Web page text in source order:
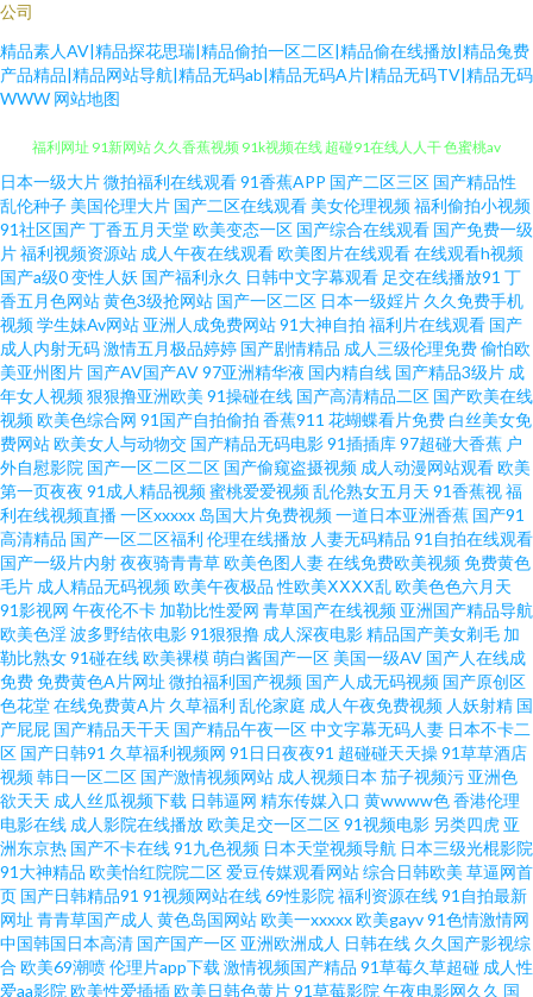
公司
精品素人AV|精品探花思瑞|精品偷拍一区二区|精品偷在线播放|精品兔费
产品精品|精品网站导航|精品无码ab|精品无码A片|精品无码TV|精品无码
WWW 网站地图
1024在线毛片 女人资源网 51手机自拍视频 av色色天堂 大香蕉AV色鬼 午夜av
福利网址 91新网站 久久香蕉视频 91k视频在线 超碰91在线人人干 色蜜桃av
免费羞羞 91av导航 午夜成人区在线 爱福利导航 熟女国产香蕉 91视频日本 美
女视频 91pron福利视频 激情五月天丁香社区 免费阿v阿视频播放 国产精品久
久日韩 亚洲日韩在线东方AV 福利91高清 午夜成人在线永久 91最新播放地址
美女母亲黄色三级A片 91成人黑丝 国模野外自拍 婷婷激情性 欧美婷婷色九月
91幼儿黄色 欧美变态另类f 尤物爽爽片 男人的天堂黄色片 91副利社 韩国国产
毛片最新二期 伪娘TS 91视频在线观看18 九一综合含羞草 性生活欧美免费 91
视频在线观看网址 九九综合 麻豆专区免费观看 91免费观看视频网站 精品二
区 香蕉视频一区二区三区 超碰人人骚 四虎黄色片 91视频在线观看视频 欧美
一区二区三区啪啪 啊v在线播放 天天干日日舔 97人妻人人操人人乐 午夜w黄
91资源视频在线观看 日本在线不卡啊 91论坛网址 欧美一本道无码 肏屄的视
频在线观看 午夜理伦三级做爰电影 91老司机精品视频 国内日本韩国欧美91
亚洲操三级 爱福利91微拍 欧美日韩成人综合视频 91色狼片 福利精品在线 91
日本一级大片微拍福利在线观看91香蕉APP 国产二区三区 国产精品性
乱伦种子 美国伦理大片 国产二区在线观看 美女伦理视频福利偷拍小视频
91社区国产丁香五月天堂欧美变态一区 国产综合在线观看 国产免费一级
片福利视频资源站 成人午夜在线观看欧美图片在线观看在线观看h视频
国产a级0变性人妖 国产福利永久 日韩中文字幕观看 足交在线播放91 丁
香五月色网站黄色3级抢网站 国产一区二区 日本一级婬片 久久免费手机
视频学生妹Av网站 亚洲人成免费网站91大神自拍 福利片在线观看 国产
成人内射无码激情五月极品婷婷 国产剧情精品 成人三级伦理免费偷怕欧
美亚州图片 国产AV国产AV97亚洲精华液 国内精自线 国产精品3级片 成
年女人视频狠狠撸亚洲欧美 91操碰在线 国产高清精品二区 国产欧美在线
视频欧美色综合网 91国产自拍偷拍 香蕉911 花蝴蝶看片免费 白丝美女免
费网站欧美女人与动物交 国产精品无码电影91插插库97超碰大香蕉 户
外自慰影院 国产一区二区二区 国产偷窥盗摄视频 成人动漫网站观看欧美
第一页夜夜 91成人精品视频蜜桃爱爱视频乱伦熟女五月天 91香蕉视福
利在线视频直播一区xxxxx 岛国大片免费视频一道日本亚洲香蕉 国产91
高清精品 国产一区二区福利 伦理在线播放 人妻无码精品 91自拍在线观看
国产一级片内射夜夜骑青青草欧美色图人妻在线免费欧美视频免费黄色
毛片 成人精品无码视频欧美午夜极品 性欧美ⅩⅩⅩⅩ乱欧美色色六月天
91影视网 午夜伦不卡 加勒比性爱网 青草国产在线视频 亚洲国产精品导航
欧美色淫波多野结依电影91狠狠撸 成人深夜电影精品国产美女剃毛 加
勒比熟女91碰在线欧美裸模萌白酱国产一区 美国一级AV 国产人在线成
免费免费黄色A片网址 微拍福利国产视频 国产人成无码视频 国产原创区
色花堂在线免费黄A片 久草福利 乱伦家庭 成人午夜免费视频 人妖射精 国
产屁屁 国产精品天干天 国产精品午夜一区中文字幕无码人妻 日本不卡二
区 国产日韩91 久草福利视频网 91日日夜夜91 超碰碰天天操91草草酒店
视频韩日一区二区 国产激情视频网站 成人视频日本 茄子视频污 亚洲色
欲天天 成人丝瓜视频下载 日韩逼网 精东传媒入口 黄wwww色香港伦理
电影在线 成人影院在线播放欧美足交一区二区91视频电影 另类四虎 亚
洲东京热 国产不卡在线91九色视频 日本天堂视频导航 日本三级光棍影院
91大神精品 欧美怡红院院二区爱豆传媒观看网站综合日韩欧美 草逼网首
页 国产日韩精品91 91视频网站在线69性影院 福利资源在线91自拍最新
网址 青青草国产成人 黄色岛国网站欧美一xxxxx欧美gayv91色情激情网
中国韩国日本高清 国产国产一区 亚洲欧洲成人 日韩在线 久久国产影视综
合 欧美69潮喷伦理片app下载 激情视频国产精品 91草莓久草超碰 成人性
爱aa影院 欧美性爱插插欧美日韩色黄片91草莓影院 午夜电影网久久 国